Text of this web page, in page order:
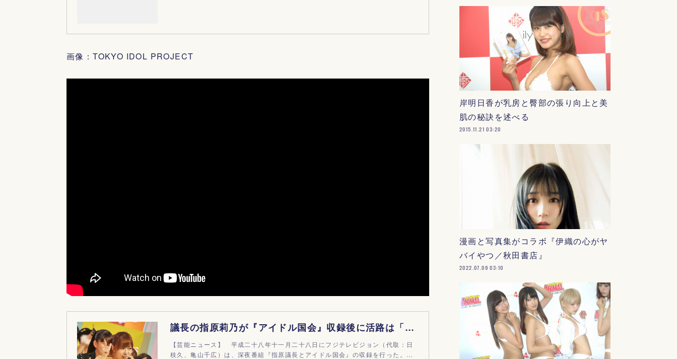
画像：TOKYO IDOL PROJECT
議長の指原莉乃が『アイドル国会』収録後に活路は「事務所間の垣根」と
【芸能ニュース】 平成二十八年十一月二十八日にフジテレビジョン（代取：日
枝久、亀山千広）は、深夜番組『指原議長とアイドル国会』の収録を行った。…
岸明日香が乳房と臀部の張り向上と美
肌の秘訣を述べる
2015.11.21 03:20
漫画と写真集がコラボ『伊織の心がヤ
バイやつ／秋田書店』
2022.07.09 03:10